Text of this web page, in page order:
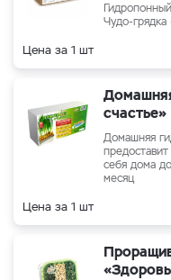
Чудо-
Цена за 1 шт
счастье»
Домашняя
себя дома
месяц
Цена за 1 шт